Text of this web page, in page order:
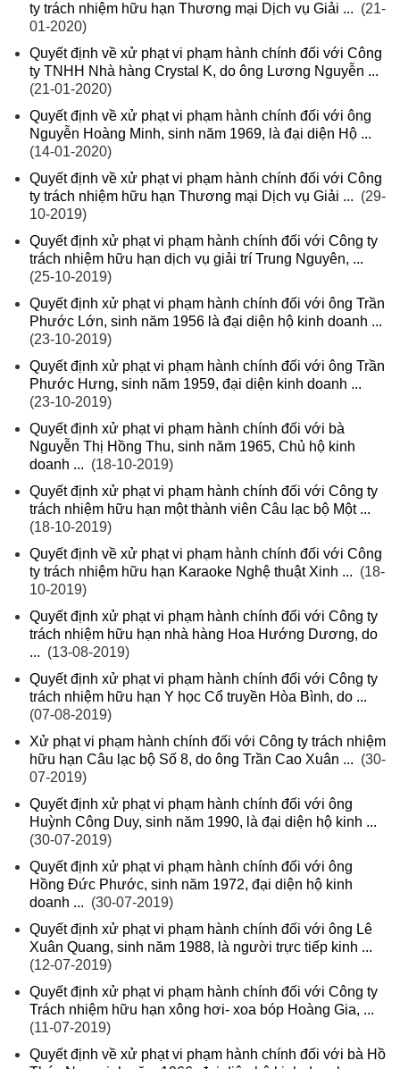
ty trách nhiệm hữu hạn Thương mại Dịch vụ Giải ... (21-
01-2020)
Quyết định về xử phạt vi phạm hành chính đối với Công
ty TNHH Nhà hàng Crystal K, do ông Lương Nguyễn ...
(21-01-2020)
Quyết định về xử phạt vi phạm hành chính đối với ông
Nguyễn Hoàng Minh, sinh năm 1969, là đại diện Hộ ...
(14-01-2020)
Quyết định về xử phạt vi phạm hành chính đối với Công
ty trách nhiệm hữu hạn Thương mại Dịch vụ Giải ... (29-
10-2019)
Quyết định xử phạt vi phạm hành chính đối với Công ty
trách nhiệm hữu hạn dịch vụ giải trí Trung Nguyên, ...
(25-10-2019)
Quyết định xử phạt vi phạm hành chính đối với ông Trần
Phước Lớn, sinh năm 1956 là đại diện hộ kinh doanh ...
(23-10-2019)
Quyết định xử phạt vi phạm hành chính đối với ông Trần
Phước Hưng, sinh năm 1959, đại diện kinh doanh ...
(23-10-2019)
Quyết định xử phạt vi phạm hành chính đối với bà
Nguyễn Thị Hồng Thu, sinh năm 1965, Chủ hộ kinh
doanh ... (18-10-2019)
Quyết định xử phạt vi phạm hành chính đối với Công ty
trách nhiệm hữu hạn một thành viên Câu lạc bộ Một ...
(18-10-2019)
Quyết định về xử phạt vi phạm hành chính đối với Công
ty trách nhiệm hữu hạn Karaoke Nghệ thuật Xinh ... (18-
10-2019)
Quyết định xử phạt vi phạm hành chính đối với Công ty
trách nhiệm hữu hạn nhà hàng Hoa Hướng Dương, do
... (13-08-2019)
Quyết định xử phạt vi phạm hành chính đối với Công ty
trách nhiệm hữu hạn Y học Cổ truyền Hòa Bình, do ...
(07-08-2019)
Xử phạt vi phạm hành chính đối với Công ty trách nhiệm
hữu hạn Câu lạc bộ Số 8, do ông Trần Cao Xuân ... (30-
07-2019)
Quyết định xử phạt vi phạm hành chính đối với ông
Huỳnh Công Duy, sinh năm 1990, là đại diện hộ kinh ...
(30-07-2019)
Quyết định xử phạt vi phạm hành chính đối với ông
Hồng Đức Phước, sinh năm 1972, đại diện hộ kinh
doanh ... (30-07-2019)
Quyết định xử phạt vi phạm hành chính đối với ông Lê
Xuân Quang, sinh năm 1988, là người trực tiếp kinh ...
(12-07-2019)
Quyết định xử phạt vi phạm hành chính đối với Công ty
Trách nhiệm hữu hạn xông hơi- xoa bóp Hoàng Gia, ...
(11-07-2019)
Quyết định về xử phạt vi phạm hành chính đối với bà Hồ